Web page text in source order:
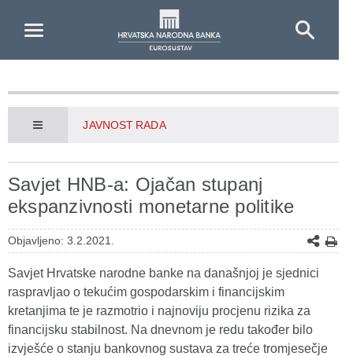
JAVNOST RADA
Savjet HNB-a: Ojačan stupanj
ekspanzivnosti monetarne politike
Objavljeno: 3.2.2021.
Savjet Hrvatske narodne banke na današnjoj je sjednici
raspravljao o tekućim gospodarskim i financijskim
kretanjima te je razmotrio i najnoviju procjenu rizika za
financijsku stabilnost. Na dnevnom je redu također bilo
izvješće o stanju bankovnog sustava za treće tromjesečje